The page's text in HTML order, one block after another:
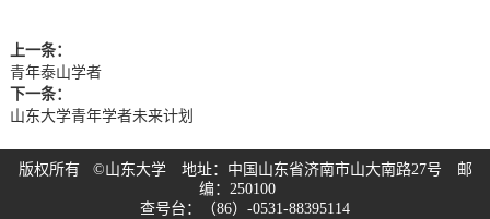
上一条：
青年泰山学者
下一条：
山东大学青年学者未来计划
版权所有 ©山东大学 地址：中国山东省济南市山大南路27号 邮
编：250100
查号台：（86）-0531-88395114